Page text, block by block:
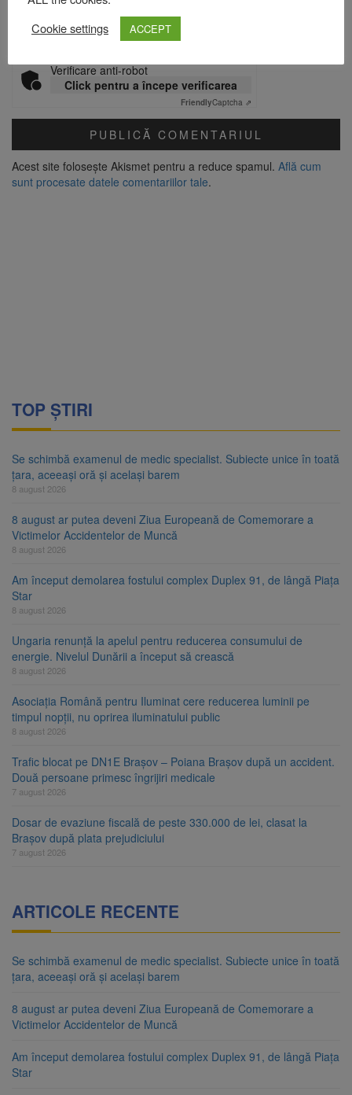
Site web
Verificare anti-robot
Click pentru a începe verificarea
FriendlyCaptcha ⇗
Acest site folosește Akismet pentru a reduce spamul. Află cum
sunt procesate datele comentariilor tale.
TOP ȘTIRI
Se schimbă examenul de medic specialist. Subiecte unice în toată
țara, aceeași oră și același barem
8 august 2026
8 august ar putea deveni Ziua Europeană de Comemorare a
Victimelor Accidentelor de Muncă
8 august 2026
Am început demolarea fostului complex Duplex 91, de lângă Piața
Star
8 august 2026
Ungaria renunță la apelul pentru reducerea consumului de
energie. Nivelul Dunării a început să crească
8 august 2026
Asociația Română pentru Iluminat cere reducerea luminii pe
timpul nopții, nu oprirea iluminatului public
8 august 2026
Trafic blocat pe DN1E Brașov – Poiana Brașov după un accident.
Două persoane primesc îngrijiri medicale
7 august 2026
Dosar de evaziune fiscală de peste 330.000 de lei, clasat la
Brașov după plata prejudiciului
7 august 2026
ARTICOLE RECENTE
Se schimbă examenul de medic specialist. Subiecte unice în toată
țara, aceeași oră și același barem
8 august ar putea deveni Ziua Europeană de Comemorare a
Victimelor Accidentelor de Muncă
Am început demolarea fostului complex Duplex 91, de lângă Piața
Star
Cookie settings
ACCEPT